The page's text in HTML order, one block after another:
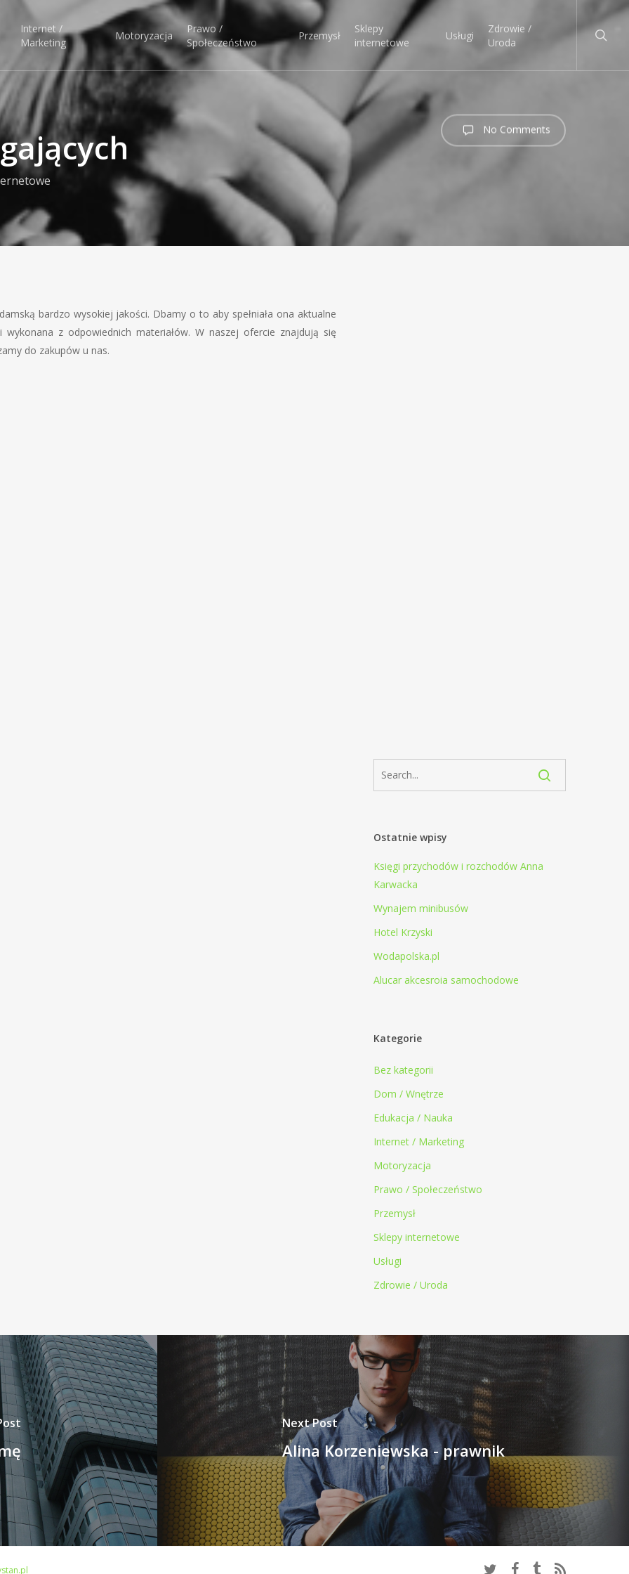
Internet /
Marketing
Motoryzacja
Prawo /
Społeczeństwo
Przemysł
Sklepy
internetowe
Usługi
Zdrowie /
Uroda
No Comments
bardzo wysokiej jakości. Dbamy o to aby spełniała ona aktualne
z odpowiednich materiałów. W naszej ofercie znajdują się
do zakupów u nas.
Ostatnie wpisy
Księgi przychodów i rozchodów Anna
Karwacka
Wynajem minibusów
Hotel Krzyski
Wodapolska.pl
Alucar akcesroia samochodowe
Kategorie
Bez kategorii
Dom / Wnętrze
Edukacja / Nauka
Internet / Marketing
Motoryzacja
Prawo / Społeczeństwo
Przemysł
Sklepy internetowe
Usługi
Zdrowie / Uroda
Next Post
Alina Korzeniewska - prawnik
twitter facebooktumblrRSS